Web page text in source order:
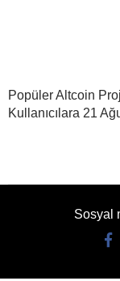
Popüler Altcoin
Kullanıcılara 21
Sosyal